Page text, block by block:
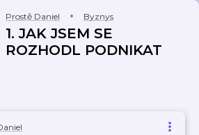
Prostě Daniel Byznys
1. JAK JSEM SE
ROZHODL PODNIKAT